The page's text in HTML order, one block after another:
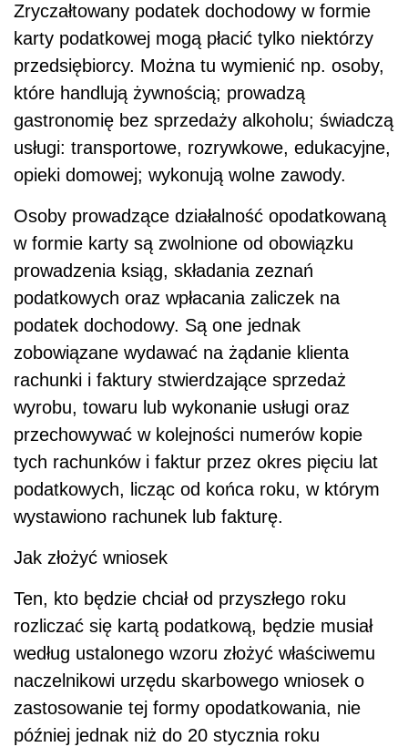
Zryczałtowany podatek dochodowy w formie
karty podatkowej mogą płacić tylko niektórzy
przedsiębiorcy. Można tu wymienić np. osoby,
które handlują żywnością; prowadzą
gastronomię bez sprzedaży alkoholu; świadczą
usługi: transportowe, rozrywkowe, edukacyjne,
opieki domowej; wykonują wolne zawody.
Osoby prowadzące działalność opodatkowaną
w formie karty są zwolnione od obowiązku
prowadzenia ksiąg, składania zeznań
podatkowych oraz wpłacania zaliczek na
podatek dochodowy. Są one jednak
zobowiązane wydawać na żądanie klienta
rachunki i faktury stwierdzające sprzedaż
wyrobu, towaru lub wykonanie usługi oraz
przechowywać w kolejności numerów kopie
tych rachunków i faktur przez okres pięciu lat
podatkowych, licząc od końca roku, w którym
wystawiono rachunek lub fakturę.
Jak złożyć wniosek
Ten, kto będzie chciał od przyszłego roku
rozliczać się kartą podatkową, będzie musiał
według ustalonego wzoru złożyć właściwemu
naczelnikowi urzędu skarbowego wniosek o
zastosowanie tej formy opodatkowania, nie
później jednak niż do 20 stycznia roku